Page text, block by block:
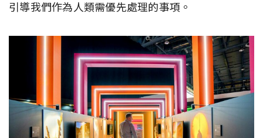
引導我們作為人類需優先處理的事項。